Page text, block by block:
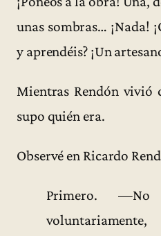
unas sombras… ¡Nada!
y aprendéis? ¡Un
Mientras Rendón vivió
supo quién era.
Observé en Ricardo
Primero. —No